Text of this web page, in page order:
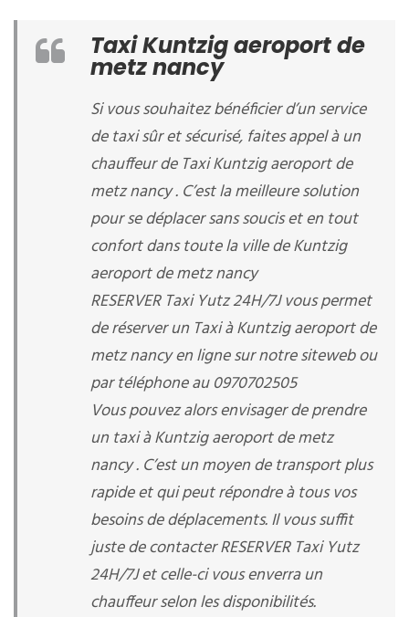
Taxi Kuntzig aeroport de
metz nancy
Si vous souhaitez bénéficier d’un service
de taxi sûr et sécurisé, faites appel à un
chauffeur de Taxi Kuntzig aeroport de
metz nancy . C’est la meilleure solution
pour se déplacer sans soucis et en tout
confort dans toute la ville de Kuntzig
aeroport de metz nancy
RESERVER Taxi Yutz 24H/7J vous permet
de réserver un Taxi à Kuntzig aeroport de
metz nancy en ligne sur notre siteweb ou
par téléphone au 0970702505
Vous pouvez alors envisager de prendre
un taxi à Kuntzig aeroport de metz
nancy . C’est un moyen de transport plus
rapide et qui peut répondre à tous vos
besoins de déplacements. Il vous suffit
juste de contacter RESERVER Taxi Yutz
24H/7J et celle-ci vous enverra un
chauffeur selon les disponibilités.